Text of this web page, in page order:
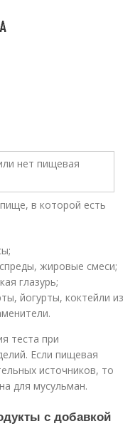
в которой есть
жировые смеси;
глазурь;
йогурты, коктейли из
теста при
Если пищевая
источников, то
для мусульман.
с добавкой